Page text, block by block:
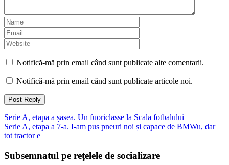
Notifică-mă prin email când sunt publicate alte comentarii.
Notifică-mă prin email când sunt publicate articole noi.
Navigare
articole
Serie A, etapa a șasea. Un fuoriclasse la Scala fotbalului
Serie A, etapa a 7-a. I-am pus pneuri noi și capace de BMWu, dar
tot tractor e
Subsemnatul pe reţelele de socializare